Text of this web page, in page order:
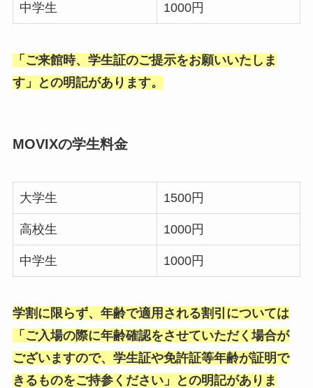
中学生 1000円
「ご来館時、学生証のご提示をお願いいたしま
す」との明記があります。
MOVIXの学生料金
大学生 1500円
高校生 1000円
中学生 1000円
学割に限らず、年齢で適用される割引については
「ご入場の際に年齢確認をさせていただく場合が
ございますので、学生証や免許証等年齢が証明で
きるものをご持参ください」との明記がありま